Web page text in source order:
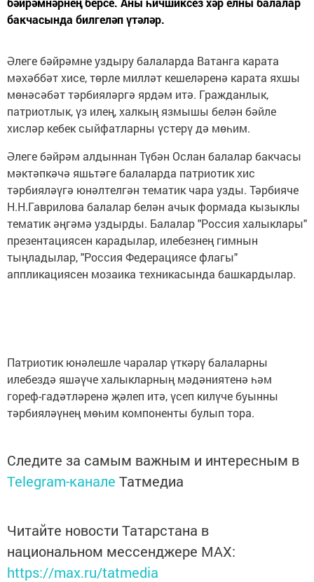
бакчасында билгеләп үтәләр.
Әлеге бәйрәмне уздыру балаларда Ватанга карата
мәхәббәт хисе, төрле милләт кешеләренә карата яхшы
мөнәсәбәт тәрбияләргә ярдәм итә. Гражданлык,
патриотлык, үз илең, халкың язмышы белән бәйле
хисләр кебек сыйфатларны үстерү дә мөһим.
Әлеге бәйрәм алдыннан Түбән Ослан балалар бакчасы
мәктәпкәчә яшьтәге балаларда патриотик хис
тәрбияләүгә юнәлтелгән тематик чара узды. Тәрбияче
Н.Н.Гаврилова балалар белән ачык формада кызыклы
тематик әңгәмә уздырды. Балалар "Россия халыклары"
презентациясен карадылар, илебезнең гимнын
тыңладылар, "Россия Федерациясе флагы"
аппликациясен мозаика техникасында башкардылар.
Патриотик юнәлешле чаралар үткәрү балаларны
илебездә яшәүче халыкларның мәдәниятенә һәм
гореф-гадәтләренә җәлеп итә, үсеп килүче буынны
тәрбияләүнең мөһим компоненты булып тора.
Следите за самым важным и интересным в
Telegram-канале Татмедиа
Читайте новости Татарстана в
национальном мессенджере MАХ:
https://max.ru/tatmedia